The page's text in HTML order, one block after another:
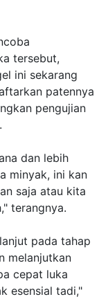
tersebut,
ini sekarang
patennya
pengujian
dan lebih
minyak, ini kan
saja atau kita
terangnya.
pada tahap
melanjutkan
cepat luka
esensial tadi,"